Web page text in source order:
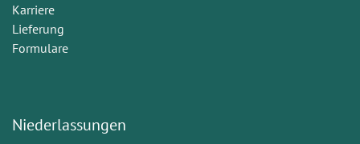
Karriere
Lieferung
Formulare
Niederlassungen